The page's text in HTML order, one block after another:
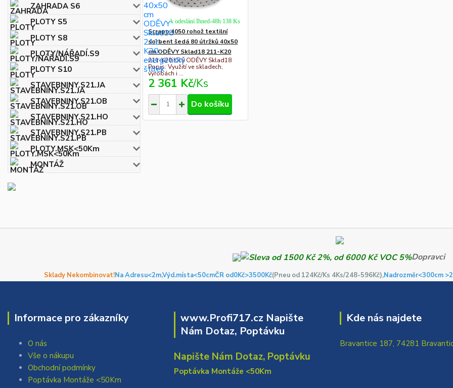
ZAHRADA S6
PLOTY S5
PLOTY S8
PLOTY/NÁŘADÍ.S9
PLOTY S10
STAVEBNINY.S21.JA
STAVEBNINY.S21.OB
STAVEBNINY.S21.HO
STAVEBNINY.S21.PB
PLOTY.MSK<50Km
MONTÁŽ
Scrapo 4050 rohož textilní
sorbent šedá 80 útržků 40x50
cm ODĚVY Sklad18 211-K20
211-K20 KRS ODĚVY Sklad18
Popis: Využití ve skladech,
výrobách i ...
2 361 Kč/Ks
k odeslání Ihned-48h 138 Ks
Do košíku
Dopravci
Sklady Nekombinovat!Na Adresu<2m,Výd.místa<50cmČR od0Kč>3500Kč(Pneu od 124Kč/Ks 4Ks/248-596Kč),Nadrozměr<300cm
Informace pro zákazníky
O nás
Vše o nákupu
Obchodní podmínky
Poptávka Montáže <50Km
www.Profi717.cz Napište
Nám Dotaz, Poptávku
Napište Nám Dotaz, Poptávku
Poptávka Montáže <50Km
Kde nás najdete
Bravantice 187, 74281